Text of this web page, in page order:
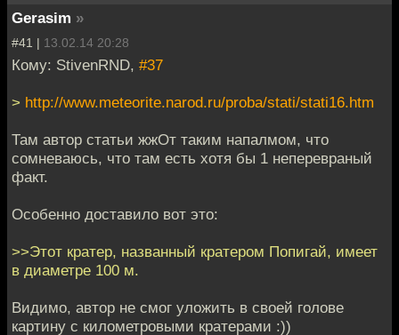
Gerasim »
#41 | 13.02.14 20:28
Кому: StivenRND, #37
> http://www.meteorite.narod.ru/proba/stati/stati16.htm
Там автор статьи жжОт таким напалмом, что
сомневаюсь, что там есть хотя бы 1 неперевраный
факт.
Особенно доставило вот это:
>>Этот кратер, названный кратером Попигай, имеет
в диаметре 100 м.
Видимо, автор не смог уложить в своей голове
картину с километровыми кратерами :))